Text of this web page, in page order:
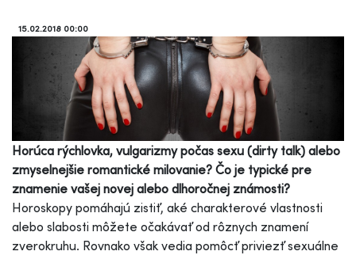
15.02.2018 00:00
Horúca rýchlovka, vulgarizmy počas sexu (dirty talk) alebo
zmyselnejšie romantické milovanie? Čo je typické pre
znamenie vašej novej alebo dlhoročnej známosti?
Horoskopy pomáhajú zistiť, aké charakterové vlastnosti
alebo slabosti môžete očakávať od rôznych znamení
zverokruhu. Rovnako však vedia pomôcť priviezť sexuálne